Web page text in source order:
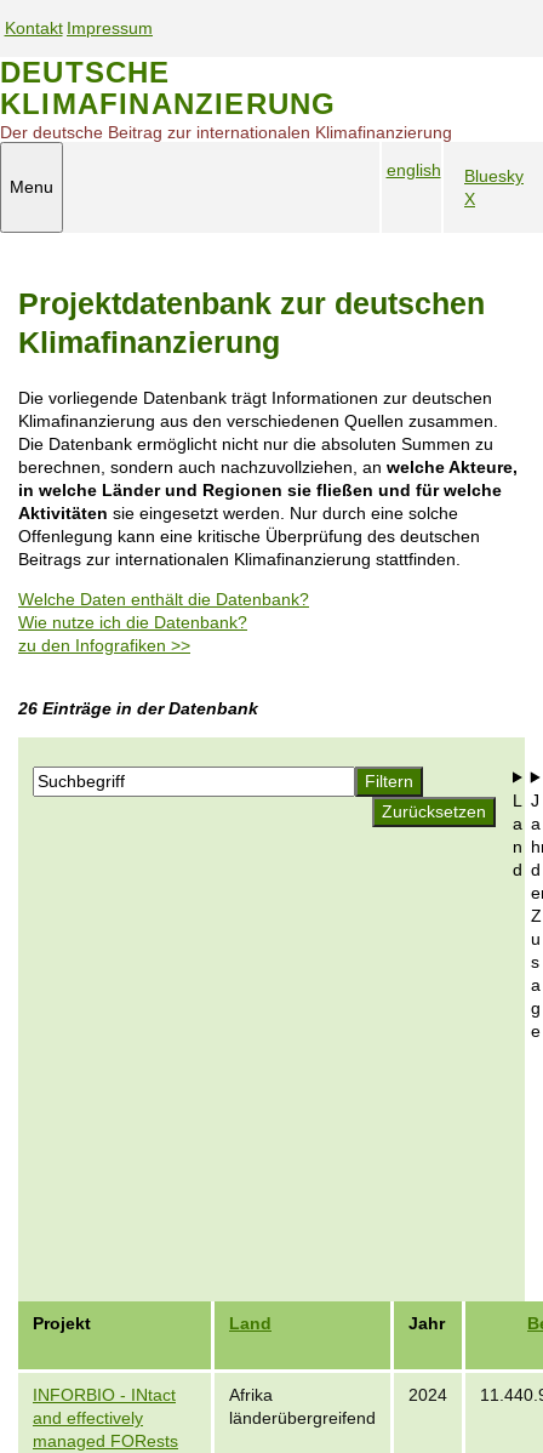
k
p
o
m
e
r
v
n
Kontakt Impressum
e
r
v
i
g
a
i
o
n
DEUTSCHE
KLIMAFINANZIERUNG
Der deutsche Beitrag zur internationalen Klimafinanzierung
Menu
c
v
i
g
a
t
o
english
S
a
d
i
a
Bluesky
X
Projektdatenbank zur deutschen
Klimafinanzierung
Die vorliegende Datenbank trägt Informationen zur deutschen
Klimafinanzierung aus den verschiedenen Quellen zusammen.
Die Datenbank ermöglicht nicht nur die absoluten Summen zu
berechnen, sondern auch nachzuvollziehen, an welche Akteure,
in welche Länder und Regionen sie fließen und für welche
Aktivitäten sie eingesetzt werden. Nur durch eine solche
Offenlegung kann eine kritische Überprüfung des deutschen
Beitrags zur internationalen Klimafinanzierung stattfinden.
Welche Daten enthält die Datenbank?
Wie nutze ich die Datenbank?
zu den Infografiken >>
26 Einträge in der Datenbank
L
a
n
d
J
a
d
Z
u
s
a
g
e
Projekt Land Jahr
INFORBIO - INtact
and effectively
managed FORests
Afrika
länderübergreifend
2024